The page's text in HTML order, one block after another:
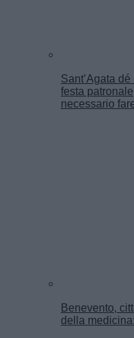
Sant’Agata
festa
necessario
Benevento,
della